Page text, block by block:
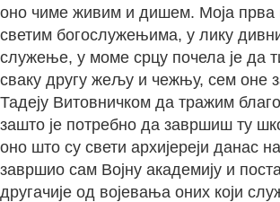
оно чиме живим и дишем. Моја прва
светим богослужењима, у лику
служење, у моме срцу почела је да
сваку другу жељу и чежњу, сем оне
Тадеју Витовничком да тражим
зашто је потребно да завршиш ту
оно што су свети архијереји данас
завршио сам Војну академију и
другачије од војевања оних који